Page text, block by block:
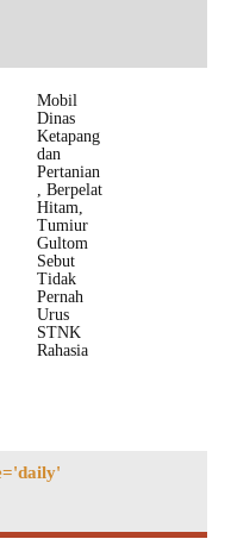
Mobil
Dinas
Ketapang
dan
Pertanian
, Berpelat
Hitam,
Tumiur
Gultom
Sebut
Tidak
Pernah
Urus
STNK
Rahasia